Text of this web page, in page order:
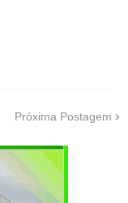
Próxima Postagem